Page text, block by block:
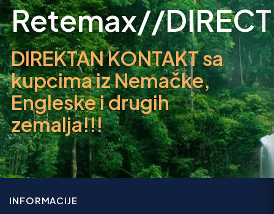
Retemax//DIRECT
DIREKTAN KONTAKT sa
kupcima iz Nemačke,
Engleske i drugih
zemalja!!!
INFORMACIJE